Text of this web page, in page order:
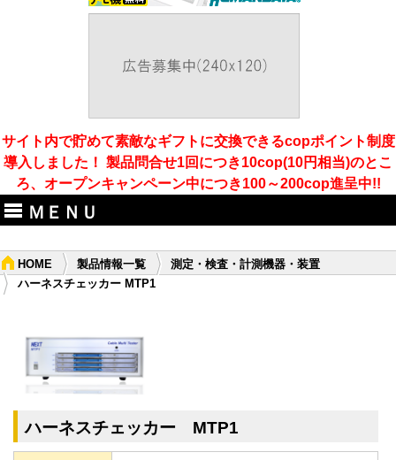
サイト内で貯めて素敵なギフトに交換できるcopポイント制度
導入しました！ 製品問合せ1回につき10cop(10円相当)のとこ
ろ、オープンキャンペーン中につき100～200cop進呈中!!
ＭＥＮＵ
HOME 製品情報一覧
測定・検査・計測機器・装置
ハーネスチェッカー MTP1
ハーネスチェッカー MTP1